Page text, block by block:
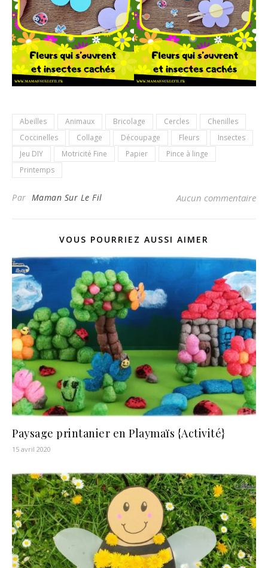
Abeilles Animaux Bricolage Cercles
Chenilles
Coccinelles
Collage Découpage Fleurs
Insectes
Jeu DIY
Motricité Fine Papier
Pince à linge
Printemps
Par Maman Sur Le Fil Aucun commentaire
VOUS POURRIEZ AUSSI AIMER
Paysage printanier en Playmaïs {Activité}
15 avril 2020